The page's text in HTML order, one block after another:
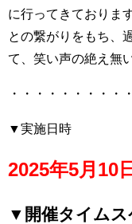
に行ってきておりま
との繋がりをもち、
て、笑い声の絶え無
・・・・・・・・・
▼実施日時
2025年5月10
▼開催タイムス